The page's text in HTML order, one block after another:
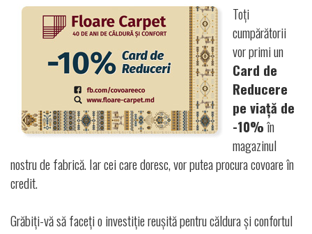
Toți
cumpărătorii
vor primi un
Card de
Reducere
pe viață de
-10%în
magazinul
nostru de fabrică. Iar cei care doresc, vor putea procura covoare în
credit.
Grăbiți-vă să faceți o investiție reușită pentru căldura și confortul